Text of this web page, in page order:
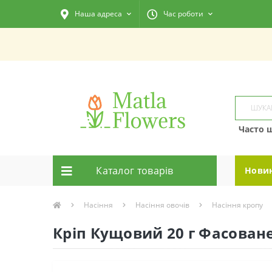
Наша адреса Час роботи
Часто
Каталог товарiв
Насіння Насіння овочів Насіння кропу
Кріп Кущовий 20 г